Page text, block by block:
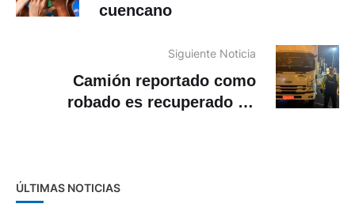
cuencano
Siguiente Noticia
Camión reportado como
robado es recuperado en
ÚLTIMAS NOTICIAS